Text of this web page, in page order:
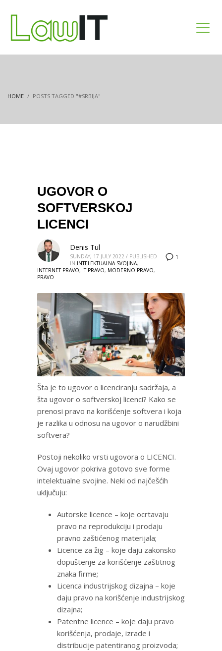
HOME POSTS TAGGED "#SRBIJA"
UGOVOR O
SOFTVERSKOJ
LICENCI
1
Denis Tul
SUNDAY, 17 JULY 2022 / PUBLISHED
IN INTELEKTUALNA SVOJINA,
INTERNET PRAVO, IT PRAVO, MODERNO PRAVO,
PRAVO
Šta je to ugovor o licenciranju sadržaja, a
šta ugovor o softverskoj licenci? Kako se
prenosi pravo na korišćenje softvera i koja
je razlika u odnosu na ugovor o narudžbini
softvera?
Postoji nekoliko vrsti ugovora o LICENCI.
Ovaj ugovor pokriva ​​gotovo sve forme
intelektualne svojine. Neki od najčešćih
uključuju:
Autorske licence – koje ocrtavaju
pravo na reprodukciju i prodaju
pravno zaštićenog materijala;
Licence za žig – koje daju zakonsko
dopuštenje za korišćenje zaštitnog
znaka firme;
Licenca industrijskog dizajna – koje
daju pravo na korišćenje industrijskog
dizajna;
Patentne licence – koje daju pravo
korišćenja, prodaje, izrade i
distribucije patentiranog proizvoda;